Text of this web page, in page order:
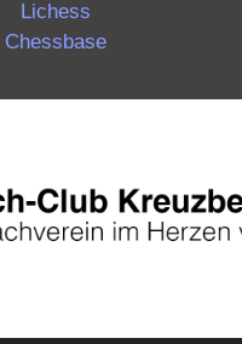
Lichess
Chessbase